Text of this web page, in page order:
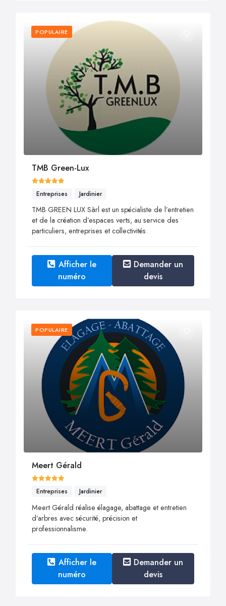
POPULAIRE
TMB Green-Lux
Entreprises Jardinier
TMB GREEN LUX Sàrl est un spécialiste de l’entretien
et de la création d’espaces verts, au service des
particuliers, entreprises et collectivités.
Afficher le
numéro
Demander un
devis
POPULAIRE
Meert Gérald
Entreprises Jardinier
Meert Gérald réalise élagage, abattage et entretien
d’arbres avec sécurité, précision et
professionnalisme.
Afficher le
numéro
Demander un
devis